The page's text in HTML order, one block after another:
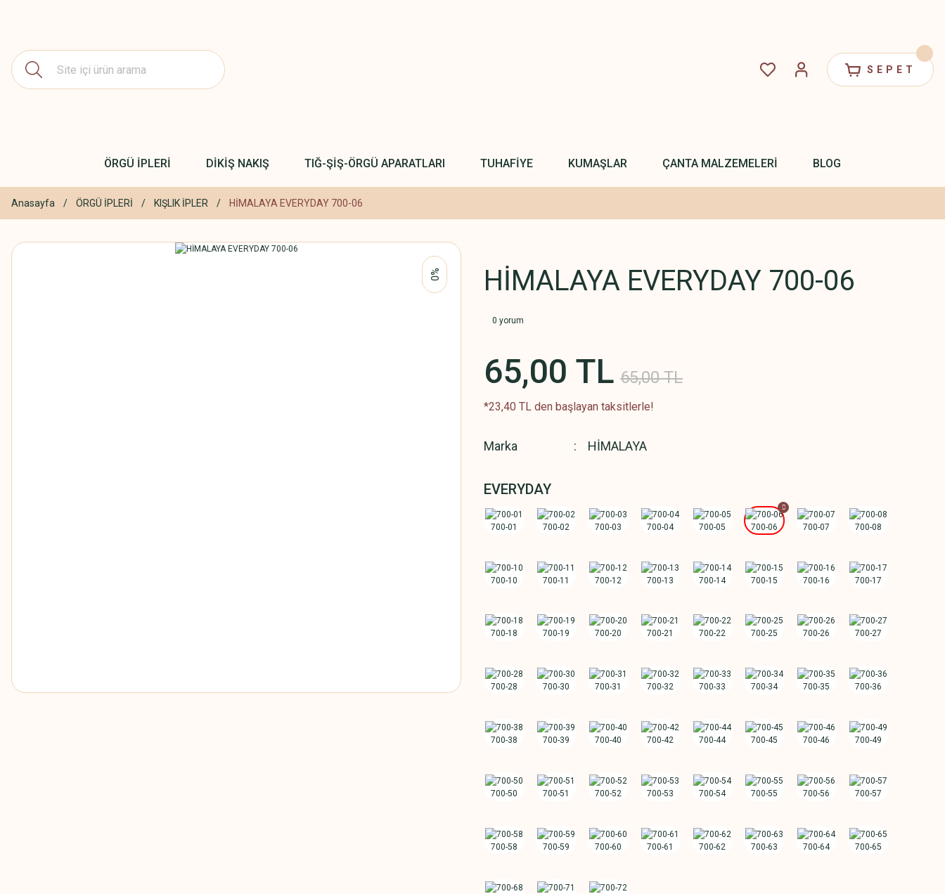
SEPET
ÖRGÜ İPLERİ DİKİŞ NAKIŞ TIĞ-ŞİŞ-ÖRGÜ APARATLARI TUHAFİYE KUMAŞLAR ÇANTA MALZEMELERİ BLOG
Anasayfa ÖRGÜ İPLERİ KIŞLIK İPLER HİMALAYA EVERYDAY 700-06
%0 HİMALAYA EVERYDAY 700-06
0 yorum
65,00 TL 65,00 TL
*23,40 TL den başlayan taksitlerle!
Marka HİMALAYA
EVERYDAY